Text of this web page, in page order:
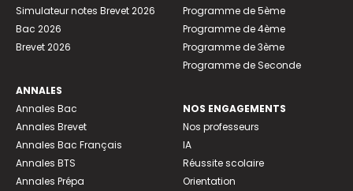
Simulateur notes Brevet 2026
Bac 2026
Brevet 2026
ANNALES
Annales Bac
Annales Brevet
Annales Bac Français
Annales BTS
Annales Prépa
Programme de 5ème
Programme de 4ème
Programme de 3ème
Programme de Seconde
NOS ENGAGEMENTS
Nos professeurs
IA
Réussite scolaire
Orientation